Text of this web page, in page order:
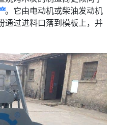
。它由电动机或柴油发动机
通过进料口落到模板上，并